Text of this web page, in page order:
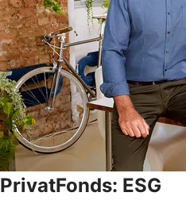
PrivatFonds: ESG